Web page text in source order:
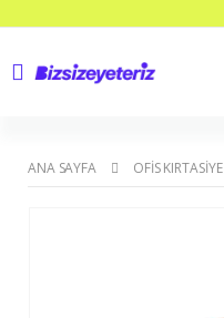
ANA SAYFA OFIS KIRTASIYE